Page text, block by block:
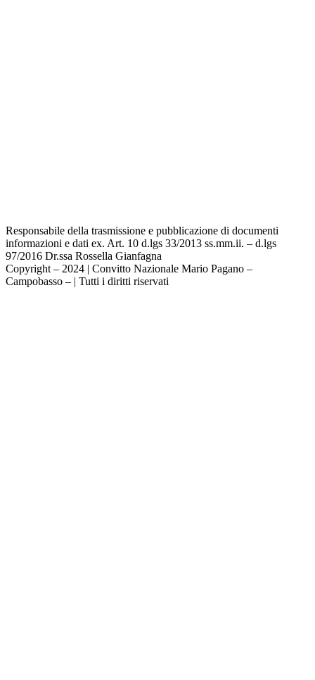
Responsabile della trasmissione e pubblicazione di documenti
informazioni e dati ex. Art. 10 d.lgs 33/2013 ss.mm.ii. – d.lgs
97/2016 Dr.ssa Rossella Gianfagna
Copyright – 2024 | Convitto Nazionale Mario Pagano –
Campobasso – | Tutti i diritti riservati